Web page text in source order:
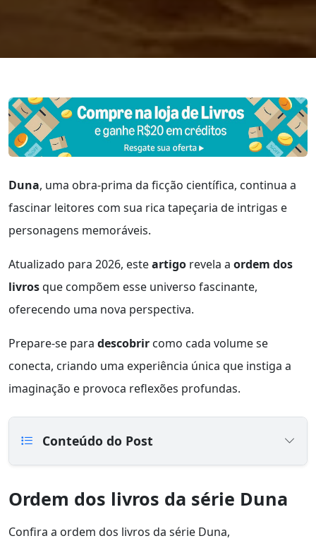
Duna, uma obra-prima da ficção científica, continua a
fascinar leitores com sua rica tapeçaria de intrigas e
personagens memoráveis.
Atualizado para 2026, esteartigo revela a ordem dos
livrosque compõem esse universo fascinante,
oferecendo uma nova perspectiva.
Prepare-se para descobrir como cada volume se
conecta, criando uma experiência única que instiga a
imaginação e provoca reflexões profundas.
Conteúdo do Post
Ordem dos livros da série Duna
Confira a ordem dos livros da série Duna,